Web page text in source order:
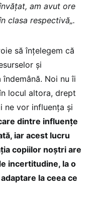
am avut ore
clasa respectivă„.
să înțelegem că
și
Noi nu îi
locul altora, drept
ne vor influența și
dintre influențe
iar acest lucru
copiilor noștri are
incertitudine, la o
la ceea ce